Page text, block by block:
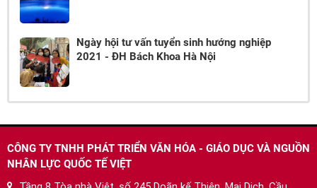
Ngày hội tư vấn tuyển sinh hướng nghiệp
2021 - ĐH Bách Khoa Hà Nội
CÔNG TY TNHH PHÁT TRIỂN VĂN HÓA - GIÁO DỤC VÀ NGUỒN
NHÂN LỰC QUỐC TẾ VIỆT